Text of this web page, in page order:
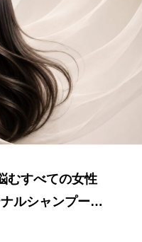
むすべての女性
ルシャンプー
』誕生